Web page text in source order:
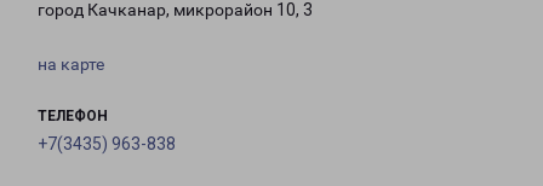
город Качканар, микрорайон 10, 3
на карте
ТЕЛЕФОН
+7(3435) 963-838